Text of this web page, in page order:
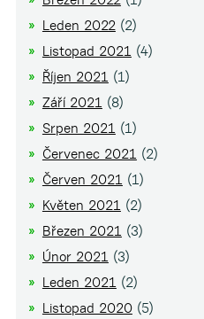
Leden 2022(2)
Listopad 2021 (4)
Říjen 2021 (1)
Září 2021 (8)
Srpen 2021 (1)
Červenec 2021 (2)
Červen 2021 (1)
Květen 2021 (2)
Březen 2021 (3)
Únor 2021 (3)
Leden 2021 (2)
Listopad 2020(5)